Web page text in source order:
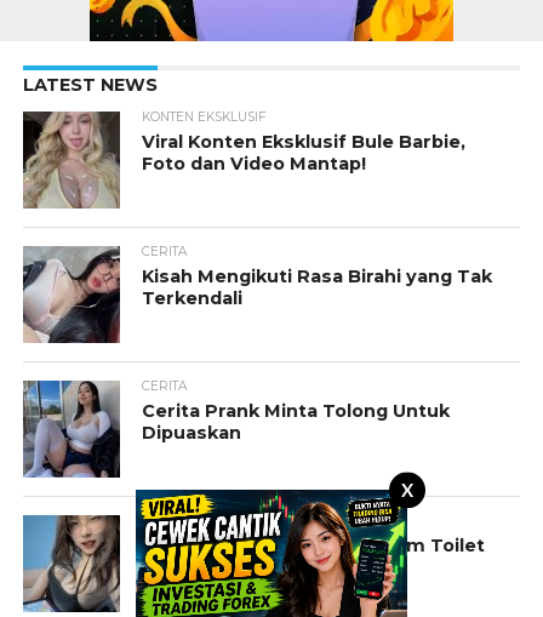
X
LATEST NEWS
KONTEN EKSKLUSIF
Viral Konten Eksklusif Bule Barbie,
Foto dan Video Mantap!
CERITA
Kisah Mengikuti Rasa Birahi yang Tak
Terkendali
CERITA
Cerita Prank Minta Tolong Untuk
Dipuaskan
CERITA
Cerita Pramugari Hot Didalam Toilet
Pesawat